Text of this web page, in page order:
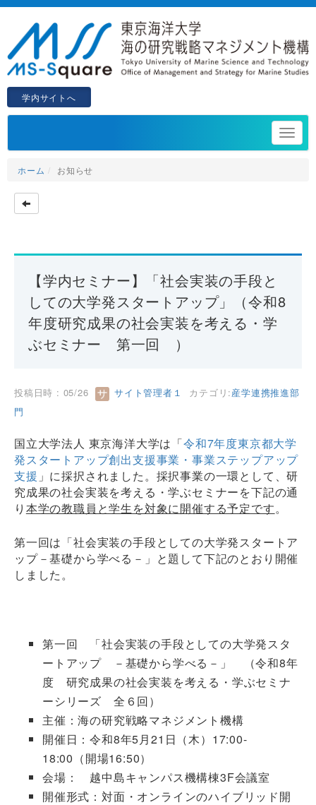
学内サイトへ
ホーム お知らせ
【学内セミナー】「社会実装の手段と
しての大学発スタートアップ」（令和8
年度研究成果の社会実装を考える・学
ぶセミナー 第一回 ）
投稿日時 : 05/26 サイト管理者１ カテゴリ:産学連携推進部
門
国立大学法人 東京海洋大学は「令和7年度東京都大学
発スタートアップ創出支援事業・事業ステップアップ
支援 」に採択されました。採択事業の一環として、研
究成果の社会実装を考える・学ぶセミナーを下記の通
り 本学の教職員と学生を対象に開催する予定です。
第一回は「社会実装の手段としての大学発スタートア
ップ－基礎から学べる－」と題して下記のとおり開催
しました。
第一回 「社会実装の手段としての大学発スタ
ートアップ －基礎から学べる－」 （令和8年
度 研究成果の社会実装を考える・学ぶセミナ
ーシリーズ 全６回）
主催：海の研究戦略マネジメント機構
開催日：令和8年5月21日（木）17:00-
18:00（開場16:50）
会場： 越中島キャンパス機構棟3F会議室
開催形式：対面・オンラインのハイブリッド開